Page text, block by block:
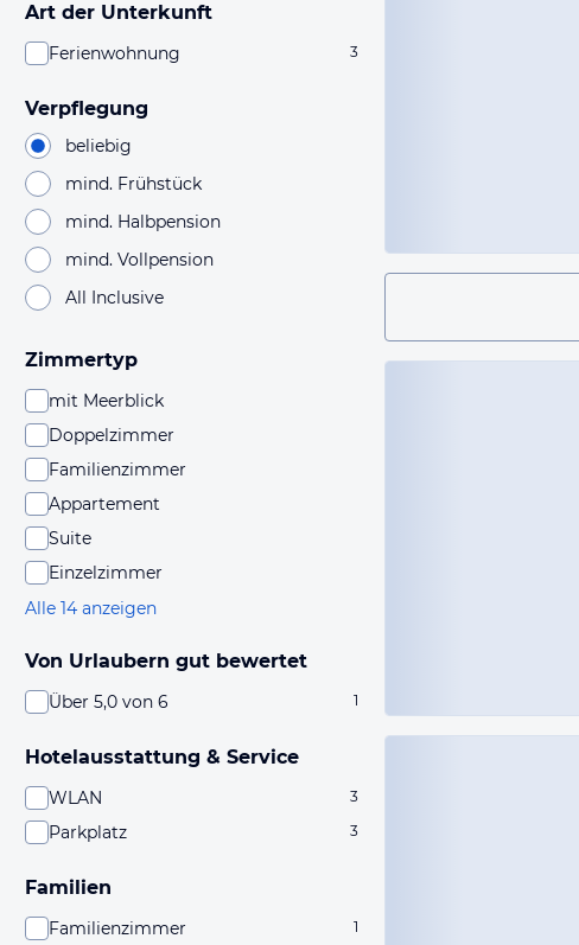
Art der Unterkunft
Ferienwohnung 3
Verpflegung
beliebig
mind. Frühstück
mind. Halbpension
mind. Vollpension
All Inclusive
Zimmertyp
mit Meerblick
Doppelzimmer
Familienzimmer
Appartement
Suite
Einzelzimmer
Alle 14 anzeigen
Von Urlaubern gut bewertet
Über 5,0 von 6 1
Hotelausstattung & Service
WLAN 3
Parkplatz 3
Familien
Familienzimmer 1